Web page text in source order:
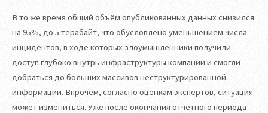
В то же время общий объём опубликованных данных снизился
на 95%, до 5 терабайт, что обусловлено уменьшением числа
инцидентов, в ходе которых злоумышленники получили
доступ глубоко внутрь инфраструктуры компании и смогли
добраться до больших массивов неструктурированной
информации. Впрочем, согласно оценкам экспертов, ситуация
может измениться. Уже после окончания отчётного периода